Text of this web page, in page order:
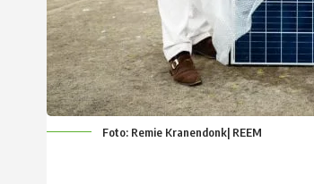
Foto: Remie Kranendonk| REEM